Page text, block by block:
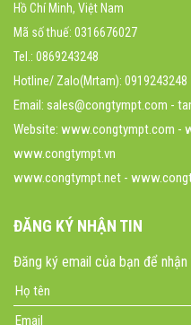
Hồ Chí Minh, Việt Nam
Mã số thuế: 0316676027
Tel.: 0869243248
Hotline/ Zalo(Mrtam): 0919243248
Email: sales@congtympt.com -
Website: www.congtympt.com -
www.congtympt.vn
www.congtympt.net -
ĐĂNG KÝ NHẬN TIN
Đăng ký email của bạn để